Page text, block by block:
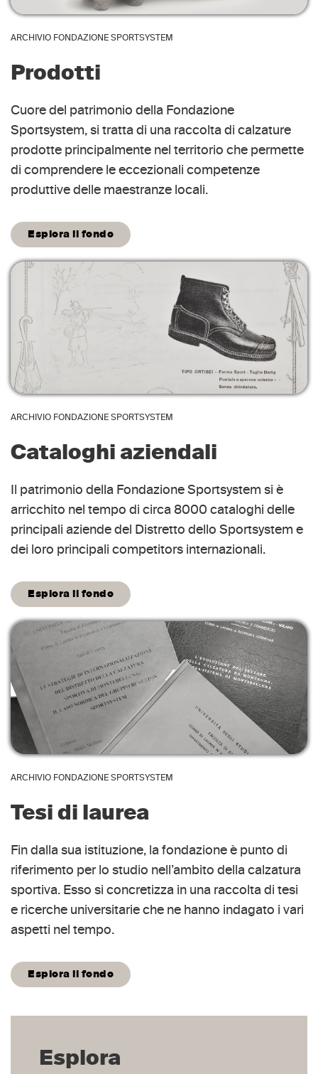
ARCHIVIO FONDAZIONE SPORTSYSTEM
Prodotti
Cuore del patrimonio della Fondazione
Sportsystem, si tratta di una raccolta di calzature
prodotte principalmente nel territorio che permette
di comprendere le eccezionali competenze
produttive delle maestranze locali.
Esplora il fondo
ARCHIVIO FONDAZIONE SPORTSYSTEM
Cataloghi aziendali
Il patrimonio della Fondazione Sportsystem si è
arricchito nel tempo di circa 8000 cataloghi delle
principali aziende del Distretto dello Sportsystem e
dei loro principali competitors internazionali.
Esplora il fondo
ARCHIVIO FONDAZIONE SPORTSYSTEM
Tesi di laurea
Fin dalla sua istituzione, la fondazione è punto di
riferimento per lo studio nell’ambito della calzatura
sportiva. Esso si concretizza in una raccolta di tesi
e ricerche universitarie che ne hanno indagato i vari
aspetti nel tempo.
Esplora il fondo
Esplora